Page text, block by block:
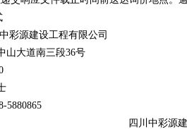
彩源建设工程有限公司
山大道南三段36号
5880865
四川中彩源